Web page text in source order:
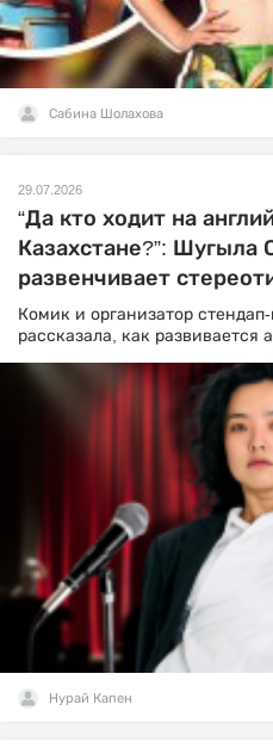
Сабина Шолахова
29.07.2026
“Да кто ходит на
Казахстане?”: Шугыла
развенчивает
Комик и организатор
рассказала, как развивается
Нурай Капен